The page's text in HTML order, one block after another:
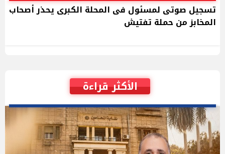
تسجيل صوتى لمسئول فى المحلة الكبرى يحذر أصحاب
المخابز من حملة تفتيش
الأكثر قراءة